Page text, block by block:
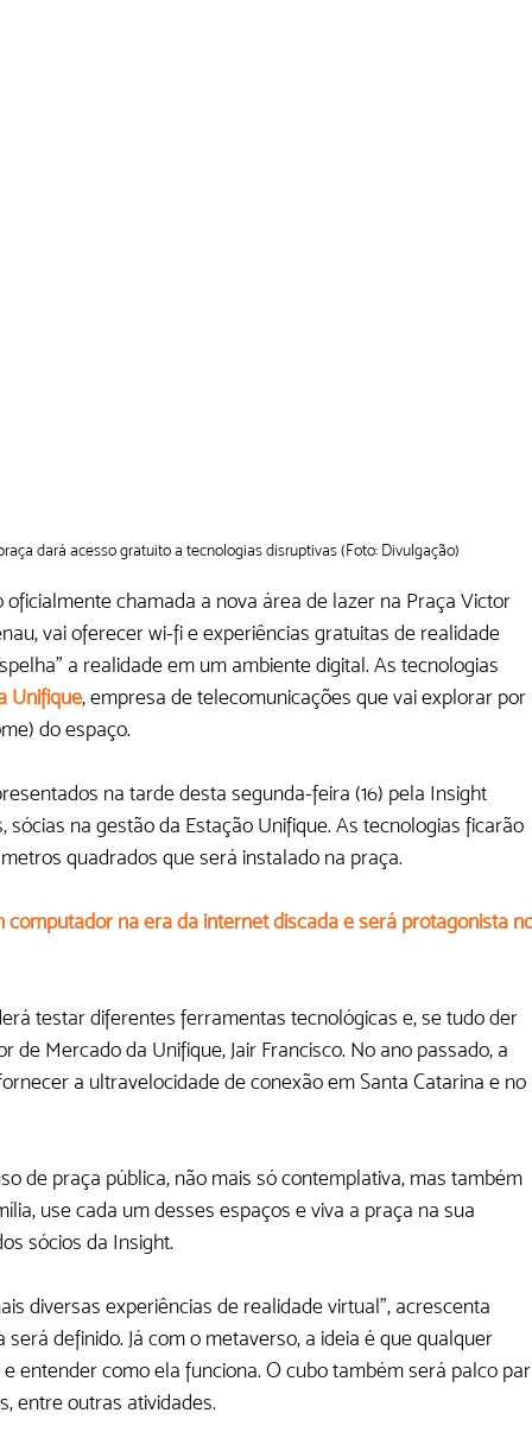
dará acesso gratuito a tecnologias disruptivas (Foto: Divulgação)
chamada a nova área de lazer na Praça Victor
vai oferecer wi-fi e experiências gratuitas de realidade
a realidade em um ambiente digital. As tecnologias
Unifique, empresa de telecomunicações que vai explorar por
do espaço.
na tarde desta segunda-feira (16) pela Insight
na gestão da Estação Unifique. As tecnologias ficarão
quadrados que será instalado na praça.
computador na era da internet discada e será protagonista
testar diferentes ferramentas tecnológicas e, se tudo der
de Mercado da Unifique, Jair Francisco. No ano passado, a
a ultravelocidade de conexão em Santa Catarina e no
de praça pública, não mais só contemplativa, mas também
use cada um desses espaços e viva a praça na sua
sócios da Insight.
diversas experiências de realidade virtual”, acrescenta
definido. Já com o metaverso, a ideia é que qualquer
entender como ela funciona. O cubo também será palco
entre outras atividades.